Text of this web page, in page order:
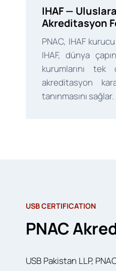
IHAF —
Akreditasyon
PNAC, IHAF
IHAF, dünya
kurumlarını tek
akreditasyon
tanınmasını sağlar.
USB CERTIFICATION
PNAC
USB Pakistan LLP,